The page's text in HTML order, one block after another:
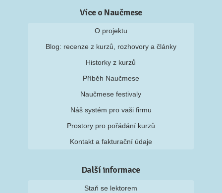
Více o Naučmese
O projektu
Blog: recenze z kurzů, rozhovory a články
Historky z kurzů
Příběh Naučmese
Naučmese festivaly
Náš systém pro vaši firmu
Prostory pro pořádání kurzů
Kontakt a fakturační údaje
Další informace
Staň se lektorem